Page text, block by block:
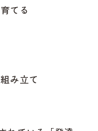
てる
み立て